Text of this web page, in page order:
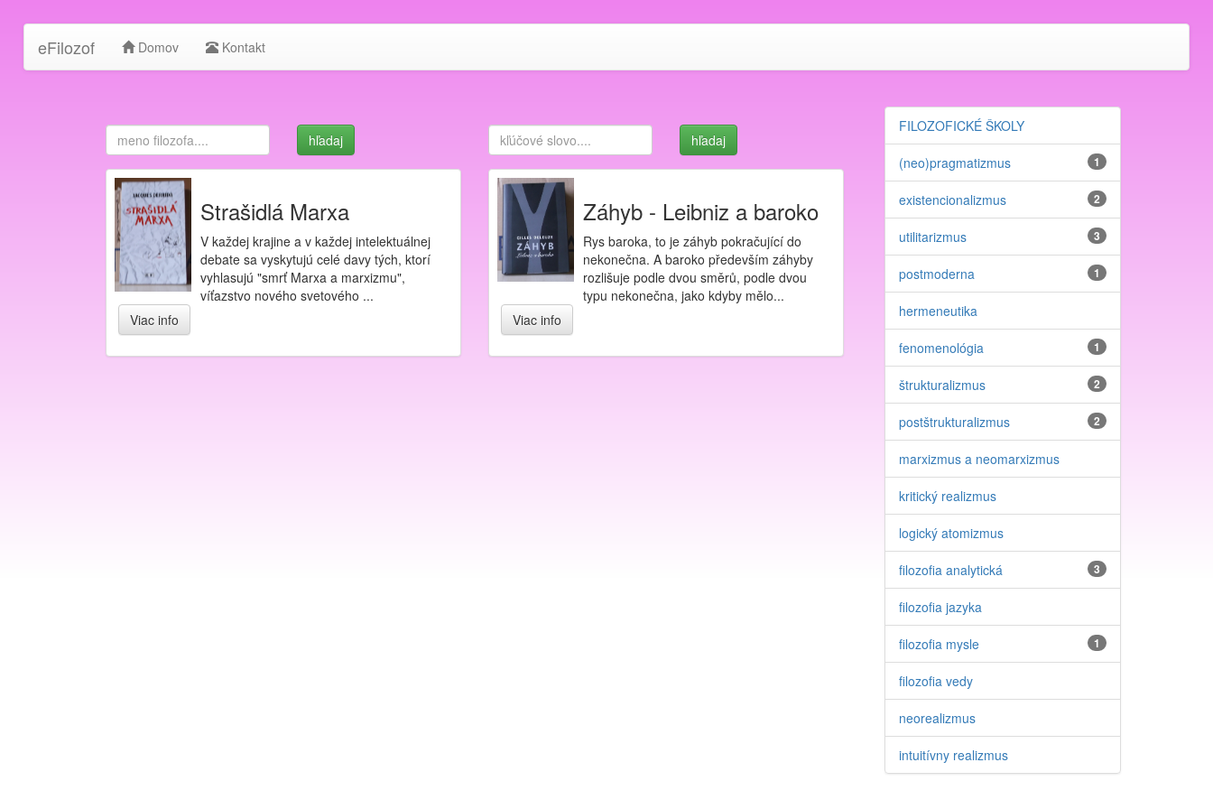
eFilozof Domov Kontakt
Strašidlá Marxa
V každej krajine a v každej intelektuálnej
debate sa vyskytujú celé davy tých, ktorí
vyhlasujú "smrť Marxa a marxizmu",
víťazstvo nového svetového ...
Viac info
Záhyb - Leibniz a baroko
Rys baroka, to je záhyb pokračující do
nekonečna. A baroko především záhyby
rozlišuje podle dvou směrů, podle dvou
typu nekonečna, jako kdyby mělo...
Viac info
FILOZOFICKÉ ŠKOLY
(neo)pragmatizmus 1
existencionalizmus 2
utilitarizmus 3
postmoderna 1
hermeneutika
fenomenológia 1
štrukturalizmus 2
postštrukturalizmus 2
marxizmus a neomarxizmus
kritický realizmus
logický atomizmus
filozofia analytická 3
filozofia jazyka
filozofia mysle 1
filozofia vedy
neorealizmus
intuitívny realizmus